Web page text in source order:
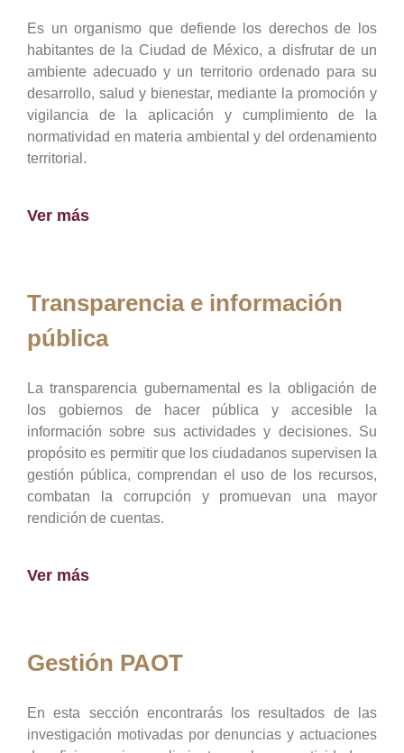
Es un organismo que defiende los derechos de los
habitantes de la Ciudad de México, a disfrutar de un
ambiente adecuado y un territorio ordenado para su
desarrollo, salud y bienestar, mediante la promoción y
vigilancia de la aplicación y cumplimiento de la
normatividad en materia ambiental y del ordenamiento
territorial.
Ver más
Transparencia e información
pública
La transparencia gubernamental es la obligación de
los gobiernos de hacer pública y accesible la
información sobre sus actividades y decisiones. Su
propósito es permitir que los ciudadanos supervisen la
gestión pública, comprendan el uso de los recursos,
combatan la corrupción y promuevan una mayor
rendición de cuentas.
Ver más
Gestión PAOT
En esta sección encontrarás los resultados de las
investigación motivadas por denuncias y actuaciones